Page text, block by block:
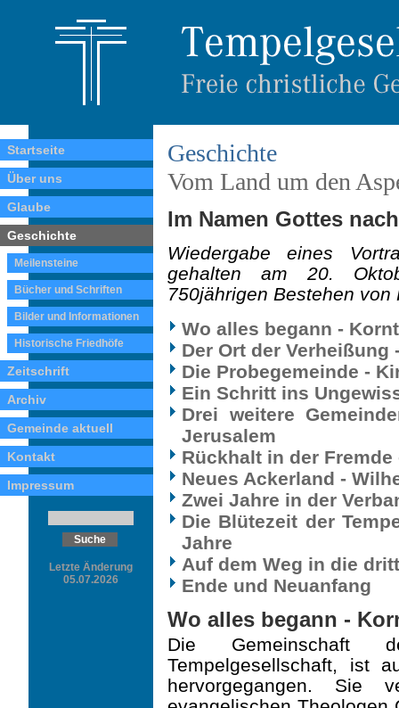
Startseite
Über uns
Glaube
Geschichte
Meilensteine
Bücher und Schriften
Bilder und Informationen
Historische Friedhöfe
Zeitschrift
Archiv
Gemeinde aktuell
Kontakt
Impressum
Letzte Änderung
05.07.2026
Geschichte
Vom Land um den
Im Namen Gottes
Wiedergabe eines
gehalten am 20.
750jährigen Bestehen von
Wo alles begann -
Der Ort der Verheißung
Die Probegemeinde -
Ein Schritt ins
Drei weitere
Jerusalem
Rückhalt in der
Neues Ackerland -
Zwei Jahre in der
Die Blütezeit der
Jahre
Auf dem Weg in die
Ende und Neuanfang
Wo alles begann -
Die Gemeinschaft
Tempelgesellschaft, ist
hervorgegangen. Sie